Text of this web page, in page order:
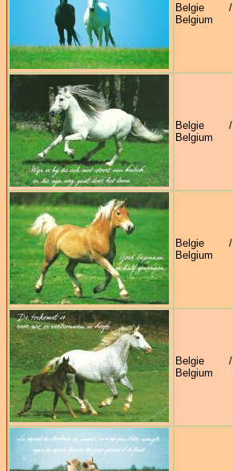
Belgie /
Belgium
Belgie /
Belgium
Belgie /
Belgium
Belgie /
Belgium